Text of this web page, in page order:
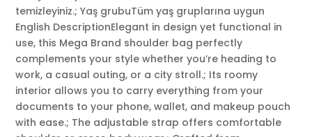
temizleyiniz.; Yaş grubuTüm yaş gruplarına uygun
English DescriptionElegant in design yet functional in
use, this Mega Brand shoulder bag perfectly
complements your style whether you’re heading to
work, a casual outing, or a city stroll.; Its roomy
interior allows you to carry everything from your
documents to your phone, wallet, and makeup pouch
with ease.; The adjustable strap offers comfortable